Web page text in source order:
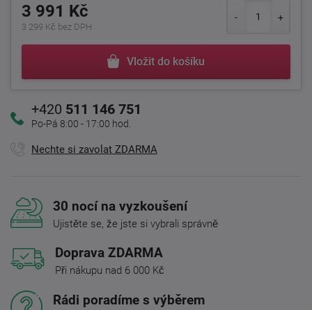
3 991 Kč
3 299 Kč bez DPH
Vložit do košíku
+420 511 146 751
Po-Pá 8:00 - 17:00 hod.
Nechte si zavolat ZDARMA
30 nocí na vyzkoušení
Ujistěte se, že jste si vybrali správně
Doprava ZDARMA
Při nákupu nad 6 000 Kč
Rádi poradíme s výběrem